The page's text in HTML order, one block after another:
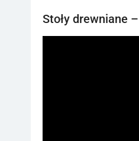
Stoły drewniane